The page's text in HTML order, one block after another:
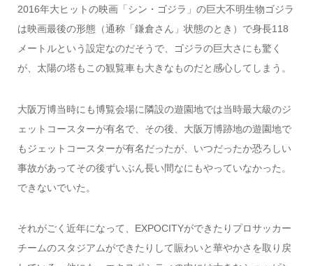
2016年大ヒットの映画「シン・ゴジラ」の巨大不明生物ゴジラ
は映画最後の形態（通称「鎌倉さん」状態のとき）で身長118
メートルという設定なのだそうで、ゴジラの巨大さにも驚く
が、太陽の塔もこの観覧車も大きなものだと感心してしまう。
大阪万博当時にも博覧会場に隣設の遊園地では当時最大級のジ
ェットコースターが有名で、その後、大阪万博跡地の遊園地で
もジェットコースターが有名だったが、いつだったか恐ろしい
事故があってその後ずいぶん長い間なにもやっていなかった。
できないでいた。
それがごく近年になって、EXPOCITYができたりプロサッカー
チームのスタジアムができたりして賑わいと華やかさを取り戻